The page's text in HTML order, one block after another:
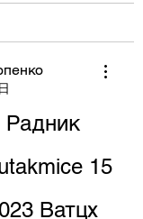
Радник
15
Ватцх